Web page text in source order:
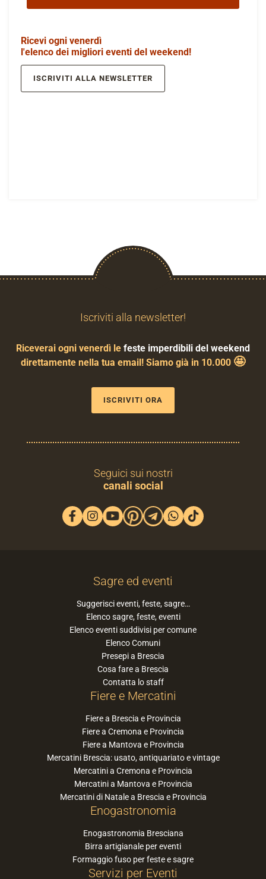
Ricevi ogni venerdì
l'elenco dei migliori eventi del weekend!
ISCRIVITI ALLA NEWSLETTER
Iscriviti alla newsletter!
Riceverai ogni venerdì le feste imperdibili del weekend
direttamente nella tua email! Siamo già in 10.000 🤩
ISCRIVITI ORA
Seguici sui nostri
canali social
Sagre ed eventi
Suggerisci eventi, feste, sagre…
Elenco sagre, feste, eventi
Elenco eventi suddivisi per comune
Elenco Comuni
Presepi a Brescia
Cosa fare a Brescia
Contatta lo staff
Fiere e Mercatini
Fiere a Brescia e Provincia
Fiere a Cremona e Provincia
Fiere a Mantova e Provincia
Mercatini Brescia: usato, antiquariato e vintage
Mercatini a Cremona e Provincia
Mercatini a Mantova e Provincia
Mercatini di Natale a Brescia e Provincia
Enogastronomia
Enogastronomia Bresciana
Birra artigianale per eventi
Formaggio fuso per feste e sagre
Servizi per Eventi